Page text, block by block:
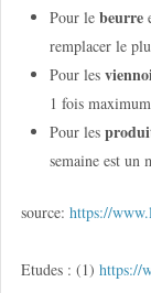
Pour le beurre
remplacer le
Pour les
1 fois
Pour les
semaine est un
source: https://
Etudes : (1) https://